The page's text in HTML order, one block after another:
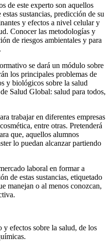
de este experto son aquellos
sustancias, predicción de su
y efectos a nivel celular y
Conocer las metodologías y
de riesgos ambientales y para
se dará un módulo sobre
los principales problemas de
y biológicos sobre la salud
Salud Global: salud para todos,
trabajar en diferentes empresas
entre otras. Pretenderá
que, aquellos alumnos
lo puedan alcanzar partiendo
laboral en formar a
de estas sustancias, etiquetado
manejan o al menos conozcan,
efectos sobre la salud, de los